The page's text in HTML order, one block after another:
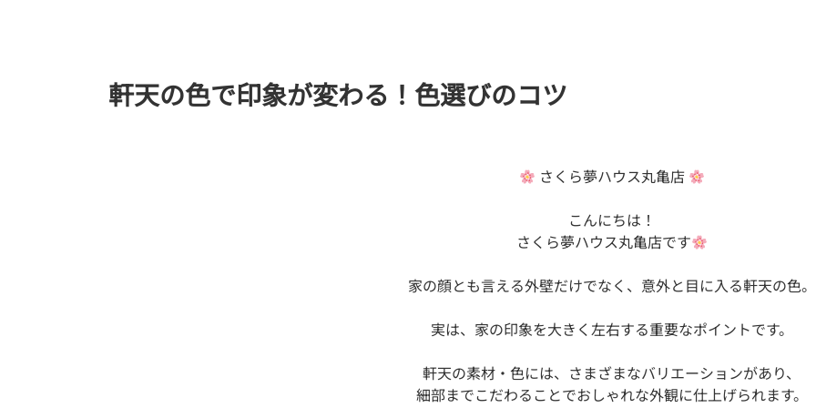
軒天の色で印象が変わる！色選びのコツ
さくら夢ハウス丸亀店
こんにちは！
さくら夢ハウス丸亀店です
家の顔とも言える外壁だけでなく、意外と目に入る軒天の色。
実は、家の印象を大きく左右する重要なポイントです。
軒天の素材・色には、さまざまなバリエーションがあり、
細部までこだわることでおしゃれな外観に仕上げられます。